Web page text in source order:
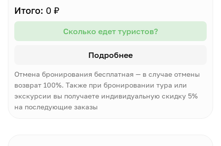
Итого: 0 ₽
Сколько едет туристов?
Подробнее
Отмена бронирования бесплатная — в случае отмены
возврат 100%. Также при бронировании тура или
экскурсии вы получаете индивидуальную скидку 5%
на последующие заказы